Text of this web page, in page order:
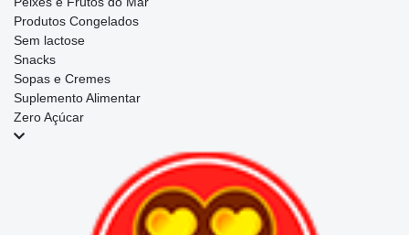
Produtos Congelados
Sem lactose
Snacks
Sopas e Cremes
Suplemento Alimentar
Zero Açúcar